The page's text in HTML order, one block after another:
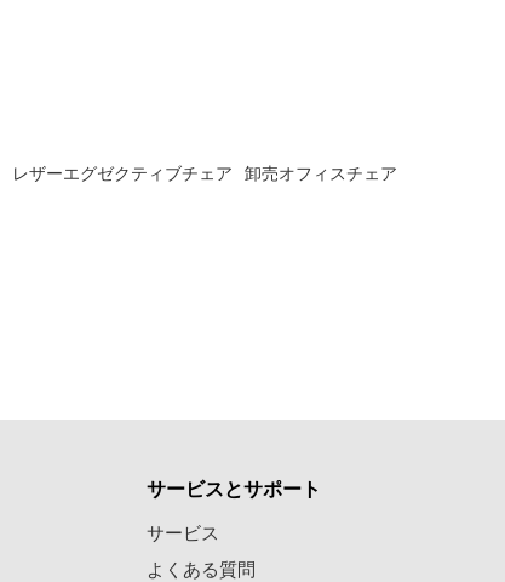
レザーエグゼクティブチェア
卸売オフィスチェア
サービスとサポート
サービス
よくある質問